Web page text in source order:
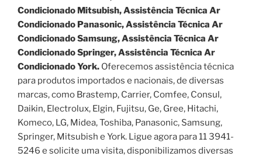
Condicionado Mitsubish, Assistência Técnica Ar
Condicionado Panasonic, Assistência Técnica Ar
Condicionado Samsung, Assistência Técnica Ar
Condicionado Springer, Assistência Técnica Ar
Condicionado York. Oferecemos assistência técnica
para produtos importados e nacionais, de diversas
marcas, como Brastemp, Carrier, Comfee, Consul,
Daikin, Electrolux, Elgin, Fujitsu, Ge, Gree, Hitachi,
Komeco, LG, Midea, Toshiba, Panasonic, Samsung,
Springer, Mitsubish e York. Ligue agora para 11 3941-
5246 e solicite uma visita, disponibilizamos diversas